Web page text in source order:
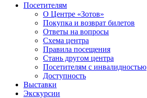
Посетителям
О Центре «Зотов»
Покупка и возврат билетов
Ответы на вопросы
Схема центра
Правила посещения
Стань другом центра
Посетителям с инвалидностью
Доступность
Выставки
Экскурсии